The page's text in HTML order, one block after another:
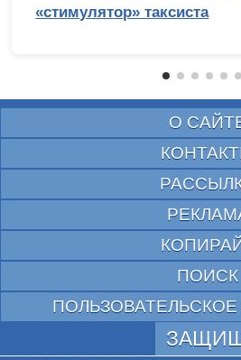
«стимулятор» таксиста
О
ПОИСК